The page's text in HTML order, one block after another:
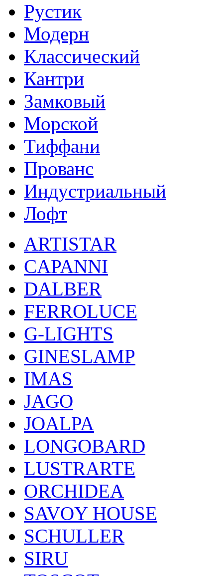
Рустик
Модерн
Классический
Кантри
Замковый
Морской
Тиффани
Прованс
Индустриальный
Лофт
ARTISTAR
CAPANNI
DALBER
FERROLUCE
G-LIGHTS
GINESLAMP
IMAS
JAGO
JOALPA
LONGOBARD
LUSTRARTE
ORCHIDEA
SAVOY HOUSE
SCHULLER
SIRU